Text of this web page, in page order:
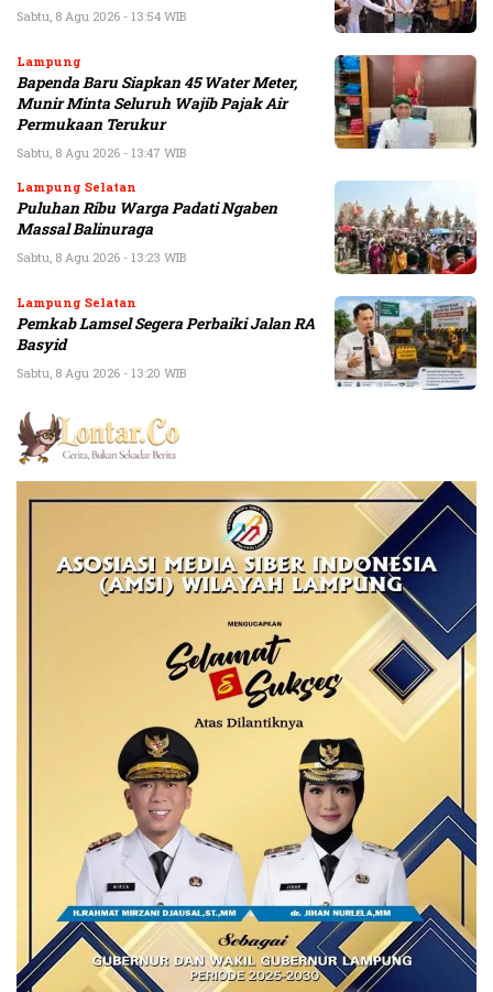
Sabtu, 8 Agu 2026 - 13:54 WIB
Lampung
Bapenda Baru Siapkan 45 Water Meter,
Munir Minta Seluruh Wajib Pajak Air
Permukaan Terukur
Sabtu, 8 Agu 2026 - 13:47 WIB
Lampung Selatan
Puluhan Ribu Warga Padati Ngaben
Massal Balinuraga
Sabtu, 8 Agu 2026 - 13:23 WIB
Lampung Selatan
Pemkab Lamsel Segera Perbaiki Jalan RA
Basyid
Sabtu, 8 Agu 2026 - 13:20 WIB